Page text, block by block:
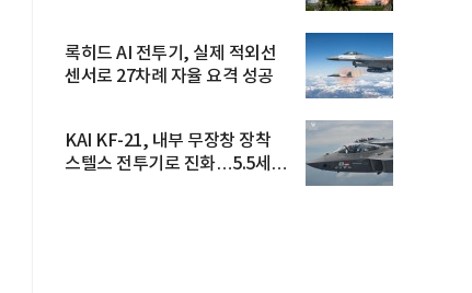
록히드 AI 전투기, 실제 적외선
센서로 27차례 자율 요격 성공
KAI KF-21, 내부 무장창 장착
스텔스 전투기로 진화…5.5세대